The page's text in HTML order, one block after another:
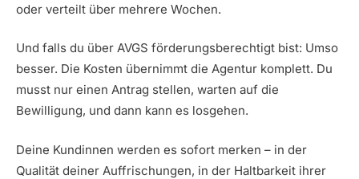
oder verteilt über mehrere Wochen.
Und falls du über AVGS förderungsberechtigt bist: Umso
besser. Die Kosten übernimmt die Agentur komplett. Du
musst nur einen Antrag stellen, warten auf die
Bewilligung, und dann kann es losgehen.
Deine Kundinnen werden es sofort merken – in der
Qualität deiner Auffrischungen, in der Haltbarkeit ihrer